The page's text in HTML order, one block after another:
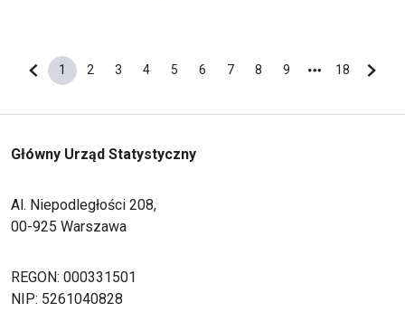
Poprzednia strona
Bieżąca strona
1
Strona
2
Strona
3
Strona
4
Strona
5
Strona
6
Strona
7
Strona
8
Strona
9
Ostatnia
18
Główny Urząd Statystyczny
Al. Niepodległości 208,
00-925 Warszawa
REGON: 000331501
NIP: 5261040828